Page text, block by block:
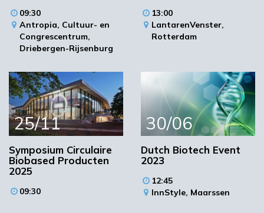
Antropia, Cultuur- en Congrescentrum
Stationsweg 13
3972 LA Driebergen-Rijsenburg
Plan je route
09:30
Antropia, Cultuur- en
Congrescentrum,
Driebergen-Rijsenburg
13:00
LantarenVenster,
Rotterdam
25/11
Symposium Circulaire
Biobased Producten
2025
09:30
30/06
Dutch Biotech Event
2023
12:45
InnStyle, Maarssen